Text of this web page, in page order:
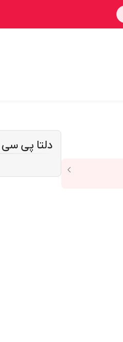
دلتا پی سی | 09170381563